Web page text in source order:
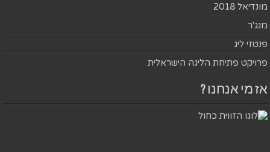
מונדיאל 2018
מנג'ר
פנטזי ליג
פרויקט פתיחת הליגה הישראלית
אז מי אנחנו ?